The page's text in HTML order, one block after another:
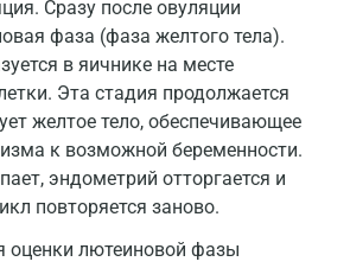
Сразу после овуляции
фаза (фаза желтого тела).
в яичнике на месте
Эта стадия продолжается
желтое тело, обеспечивающее
к возможной беременности.
эндометрий отторгается и
повторяется заново.
оценки лютеиновой фазы